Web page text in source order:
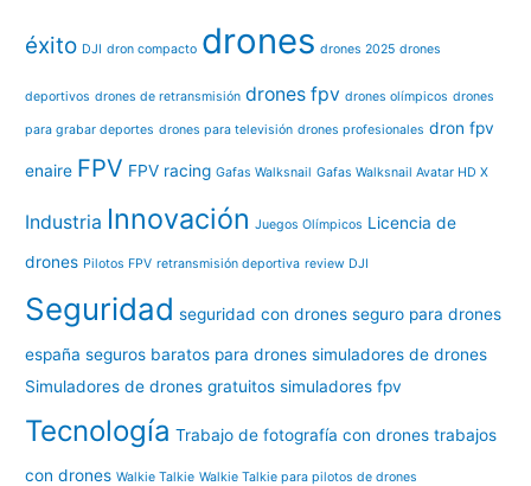
éxito DJI dron compacto drones drones 2025 drones
deportivos drones de retransmisión drones fpv drones olímpicos drones
para grabar deportes drones para televisión drones profesionales dron fpv
enaire FPV FPV racing Gafas Walksnail Gafas Walksnail Avatar HD X
Industria Innovación Juegos Olímpicos Licencia de
drones Pilotos FPV retransmisión deportiva review DJI
Seguridad seguridad con drones seguro para drones
españa seguros baratos para drones simuladores de drones
Simuladores de drones gratuitos simuladores fpv
Tecnología Trabajo de fotografía con drones trabajos
con drones Walkie Talkie Walkie Talkie para pilotos de drones